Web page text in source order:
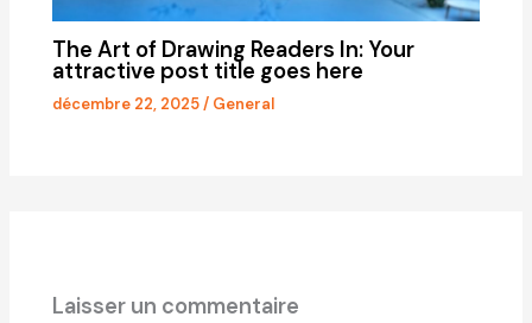
The Art of Drawing Readers In: Your
attractive post title goes here
décembre 22, 2025/ General
Laisser un commentaire